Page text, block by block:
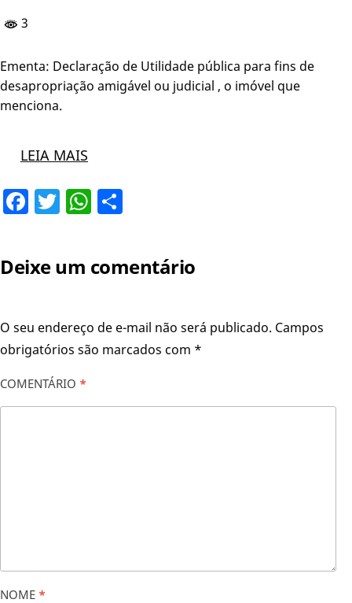
3
Ementa: Declaração de Utilidade pública para fins de
desapropriação amigável ou judicial , o imóvel que
menciona.
LEIA MAIS
Facebook
TwitterWhatsApp
Deixe um comentário
O seu endereço de e-mail não será publicado. Campos
obrigatórios são marcados com *
COMENTÁRIO *
NOME *